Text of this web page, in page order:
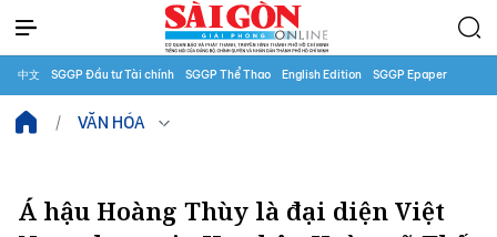
中文 SGGP Đầu tư Tài chính SGGP Thể Thao English Edition SGGP Epaper
VĂN HÓA
Á hậu Hoàng Thùy là đại diện Việt